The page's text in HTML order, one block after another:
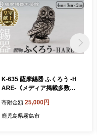
K-635 薩摩錫器 ふくろう -H
ARE-《メディア掲載多数》
鹿児島 伝統工芸品 錫製品 錫
製 フクロウ ふくろう 小物 置
寄附金額 25,000円
鹿児島県霧島市